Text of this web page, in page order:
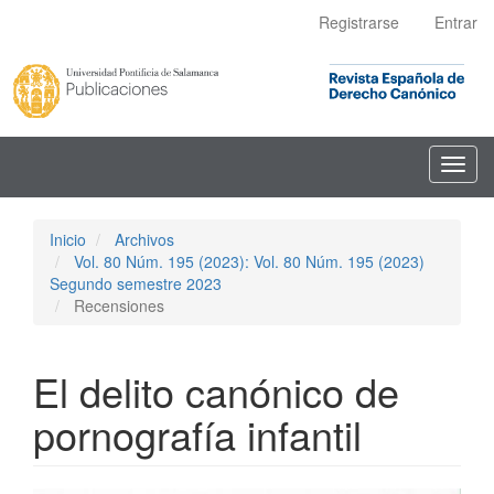
principal
Barra
lateral
Registrarse Entrar
Inicio
Archivos
Vol. 80 Núm. 195 (2023): Vol. 80 Núm. 195 (2023)
Segundo semestre 2023
Recensiones
El delito canónico de
pornografía infantil